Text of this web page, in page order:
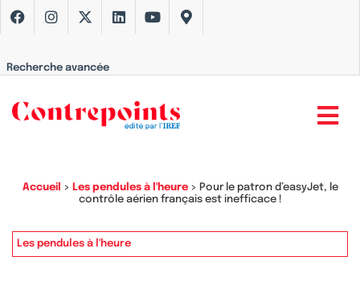
Recherche avancée
Accueil > Les pendules à l'heure> Pour le patron d’easyJet, le
contrôle aérien français est inefficace !
Les pendules à l'heure